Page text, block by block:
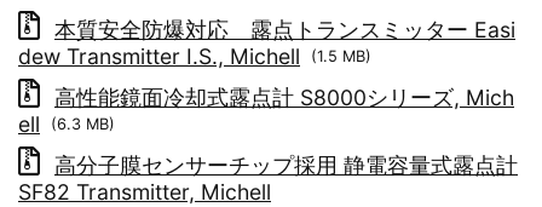
本質安全防爆対応 露点トランスミッター Easi
dew Transmitter I.S., Michell
(1.5 MB)
高性能鏡面冷却式露点計 S8000シリーズ, Mich
ell
(6.3 MB)
高分子膜センサーチップ採用 静電容量式露点計
SF82 Transmitter, Michell